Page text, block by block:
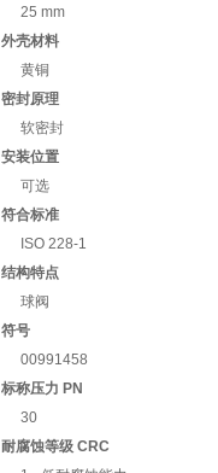
25 mm
外壳材料
黄铜
密封原理
软密封
安装位置
可选
符合标准
ISO 228-1
结构特点
球阀
符号
00991458
标称压力 PN
30
耐腐蚀等级 CRC